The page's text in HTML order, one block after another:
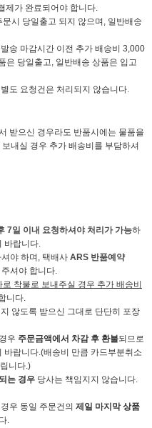
제가 완료되어야 합니다.
시 당일출고 되지 않으며, 일반배송
송 마감시간 이전 추가 배송비 3,000
은 당일출고, 일반배송 상품은 입고
도 요청건은 처리되지 않습니다.
받으신 경우라도 반품시에는 물품을
내실 경우 추가 배송비를 부담하셔
7일 이내 요청하셔야 처리가 가능하
바랍니다.
야 하며, 택배사 ARS 반품예약
셔야 합니다.
로 착불로 보내주실 경우 추가 배송비
니다.
않도록 받으신 그대로 단단히 포장
우 주문금액에서 차감 후 환불되므로
랍니다.(배송비 만큼 카드부분취소
니다.)
는 경우 당사는 책임지지 않습니다.
우 동일 주문건의 제일 마지막 상품
.